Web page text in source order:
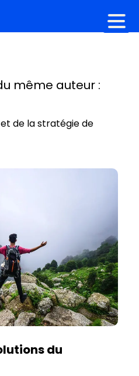
même auteur :
de la stratégie de
du